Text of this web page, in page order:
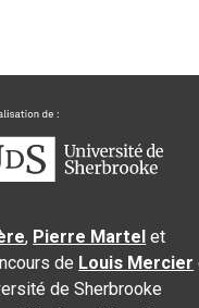
, Pierre Martel et
de Louis Mercier
de Sherbrooke